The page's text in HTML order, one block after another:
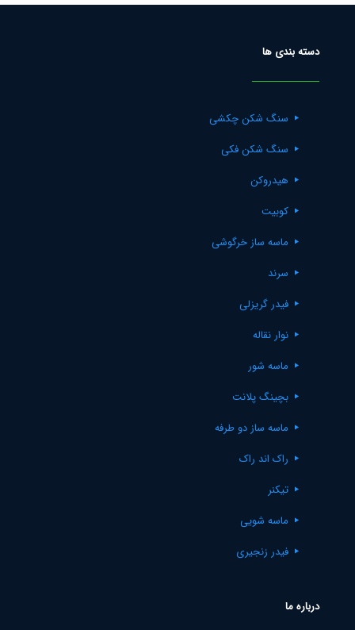
دسته بندی ها
سنگ شکن چکشی
سنگ شکن فکی
هیدروکن
کوبیت
ماسه ساز خرگوشی
سرند
فیدر گریزلی
نوار نقاله
ماسه شور
بچینگ پلانت
ماسه ساز دو طرفه
راک اند راک
تیکنر
ماسه شویی
فیدر زنجیری
درباره ما